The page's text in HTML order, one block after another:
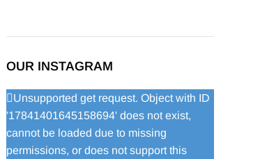
OUR INSTAGRAM
Unsupported get request. Object with ID
'17841401645158694' does not exist,
cannot be loaded due to missing
permissions, or does not support this